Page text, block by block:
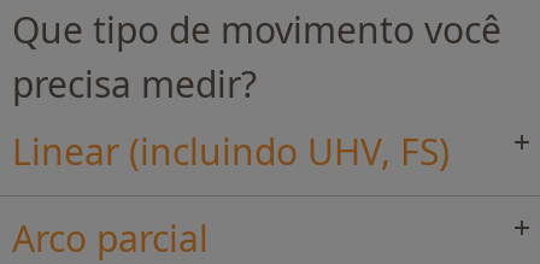
Que tipo de movimento você
precisa medir?
Linear (incluindo UHV, FS)
Arco parcial